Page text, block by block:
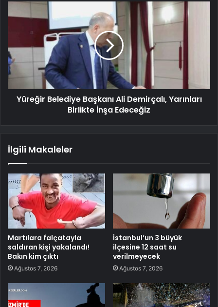
Yüreğir Belediye Başkanı Ali Demirçalı, Yarınları
Birlikte İnşa Edeceğiz
İlgili Makaleler
Martılara falçatayla
saldıran kişi yakalandı!
Bakın kim çıktı
Ağustos 7, 2026
İstanbul’un 3 büyük
ilçesine 12 saat su
verilmeyecek
Ağustos 7, 2026